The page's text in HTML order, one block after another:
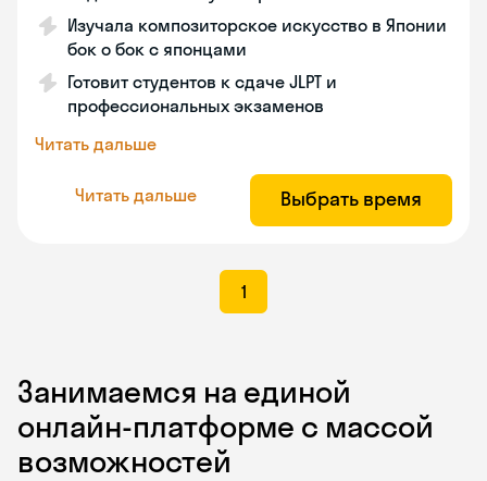
Изучала композиторское искусство в Японии
бок о бок с японцами
Готовит студентов к сдаче JLPT и
профессиональных экзаменов
Читать дальше
Читать дальше Выбрать время
1
Занимаемся на единой
онлайн-платформе с массой
возможностей